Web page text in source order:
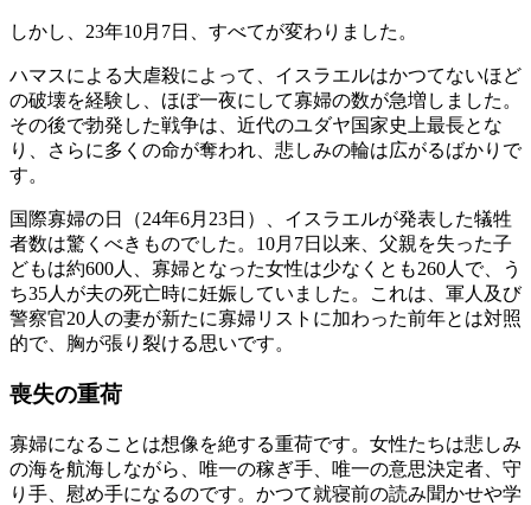
しかし、23年10月7日、すべてが変わりました。
ハマスによる大虐殺によって、イスラエルはかつてないほど
の破壊を経験し、ほぼ一夜にして寡婦の数が急増しました。
その後で勃発した戦争は、近代のユダヤ国家史上最長とな
り、さらに多くの命が奪われ、悲しみの輪は広がるばかりで
す。
国際寡婦の日（24年6月23日）、イスラエルが発表した犠牲
者数は驚くべきものでした。10月7日以来、父親を失った子
どもは約600人、寡婦となった女性は少なくとも260人で、う
ち35人が夫の死亡時に妊娠していました。これは、軍人及び
警察官20人の妻が新たに寡婦リストに加わった前年とは対照
的で、胸が張り裂ける思いです。
喪失の重荷
寡婦になることは想像を絶する重荷です。女性たちは悲しみ
の海を航海しながら、唯一の稼ぎ手、唯一の意思決定者、守
り手、慰め手になるのです。かつて就寝前の読み聞かせや学